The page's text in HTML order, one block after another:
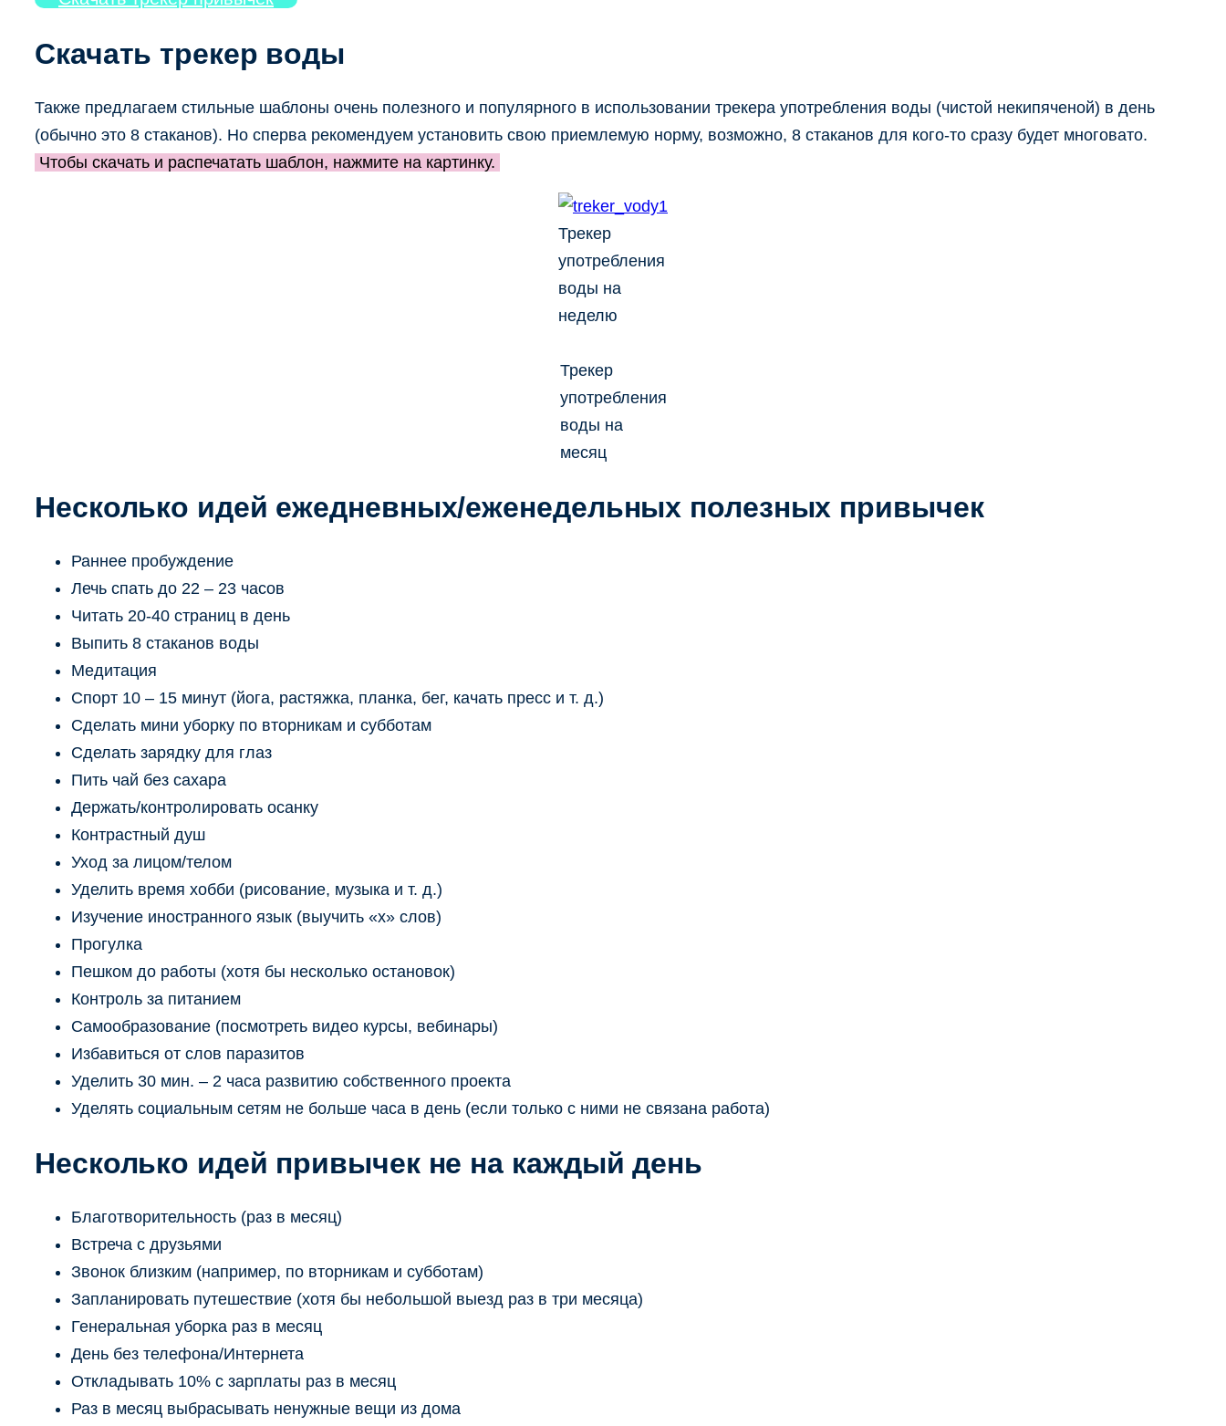
Скачать трекер воды
Также предлагаем стильные шаблоны очень полезного и популярного в использовании трекера употребления воды (чистой некипяченой) в день
(обычно это 8 стаканов). Но сперва рекомендуем установить свою приемлемую норму, возможно, 8 стаканов для кого-то сразу будет многовато.
Чтобы скачать и распечатать шаблон, нажмите на картинку.
Трекер
употребления
воды на
неделю
Трекер
употребления
воды на
месяц
Несколько идей ежедневных/еженедельных полезных привычек
Раннее пробуждение
Лечь спать до 22 – 23 часов
Читать 20-40 страниц в день
Выпить 8 стаканов воды
Медитация
Спорт 10 – 15 минут (йога, растяжка, планка, бег, качать пресс и т. д.)
Сделать мини уборку по вторникам и субботам
Сделать зарядку для глаз
Пить чай без сахара
Держать/контролировать осанку
Контрастный душ
Уход за лицом/телом
Уделить время хобби (рисование, музыка и т. д.)
Изучение иностранного язык (выучить «х» слов)
Прогулка
Пешком до работы (хотя бы несколько остановок)
Контроль за питанием
Самообразование (посмотреть видео курсы, вебинары)
Избавиться от слов паразитов
Уделить 30 мин. – 2 часа развитию собственного проекта
Уделять социальным сетям не больше часа в день (если только с ними не связана работа)
Несколько идей привычек не на каждый день
Благотворительность (раз в месяц)
Встреча с друзьями
Звонок близким (например, по вторникам и субботам)
Запланировать путешествие (хотя бы небольшой выезд раз в три месяца)
Генеральная уборка раз в месяц
День без телефона/Интернета
Откладывать 10% с зарплаты раз в месяц
Раз в месяц выбрасывать ненужные вещи из дома